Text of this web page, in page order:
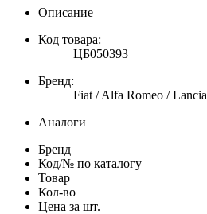
Описание
Код товара:
ЦБ050393
Бренд:
Fiat / Alfa Romeo / Lancia
Аналоги
Бренд
Код/№ по каталогу
Товар
Кол-во
Цена за шт.